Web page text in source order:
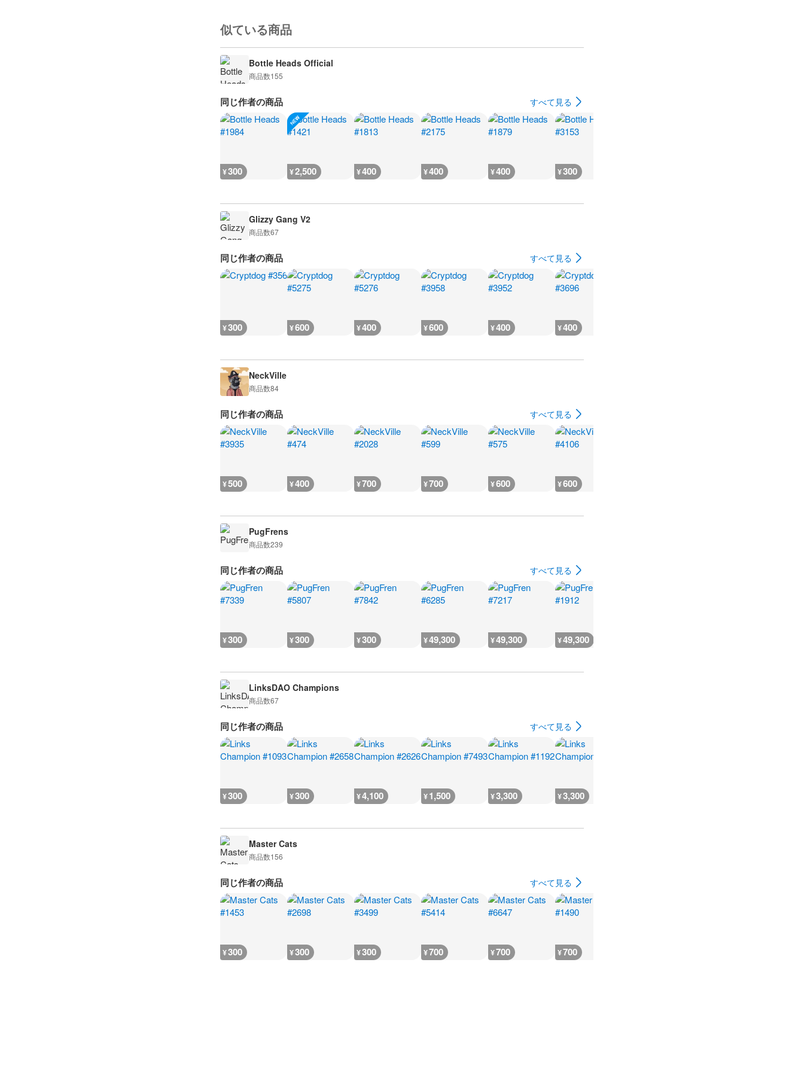
似ている商品
Bottle Heads Official
商品数155
同じ作者の商品 すべて見る
¥300 ¥2,500 ¥400 ¥400 ¥400 ¥300
Glizzy Gang V2
商品数67
同じ作者の商品 すべて見る
¥300 ¥600 ¥400 ¥600 ¥400 ¥400
NeckVille
商品数84
同じ作者の商品 すべて見る
¥500 ¥400 ¥700 ¥700 ¥600 ¥600
PugFrens
商品数239
同じ作者の商品 すべて見る
¥300 ¥300 ¥300 ¥49,300 ¥49,300 ¥49,300
LinksDAO Champions
商品数67
同じ作者の商品 すべて見る
¥300 ¥300 ¥4,100 ¥1,500 ¥3,300 ¥3,300
Master Cats
商品数156
同じ作者の商品 すべて見る
¥300 ¥300 ¥300 ¥700 ¥700 ¥700